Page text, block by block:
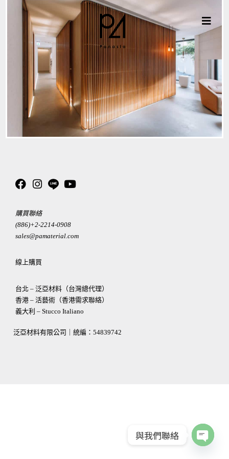
購買聯絡
(886)+2-2214-0908
sales@pamaterial.com
線上購買
台北 – 泛亞材料（台灣總代理）
香港 – 活藝術（香港需求聯絡）
義大利 – Stucco Italiano
泛亞材料有限公司｜統編： 54839742
與我們聯絡